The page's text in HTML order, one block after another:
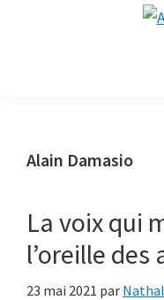
de
Riché
Alain Damasio
La voix qui
l’oreille des
23 mai 2021 par